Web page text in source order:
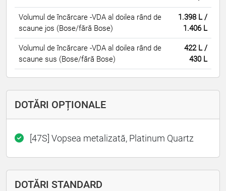
Volumul de încărcare -VDA al doilea rând de
scaune jos (Bose/fără Bose)
1.398 L /
1.406 L
Volumul de încărcare -VDA al doilea rând de
scaune sus (Bose/fără Bose)
422 L /
430 L
DOTĂRI OPȚIONALE
[47S] Vopsea metalizată, Platinum Quartz
DOTĂRI STANDARD